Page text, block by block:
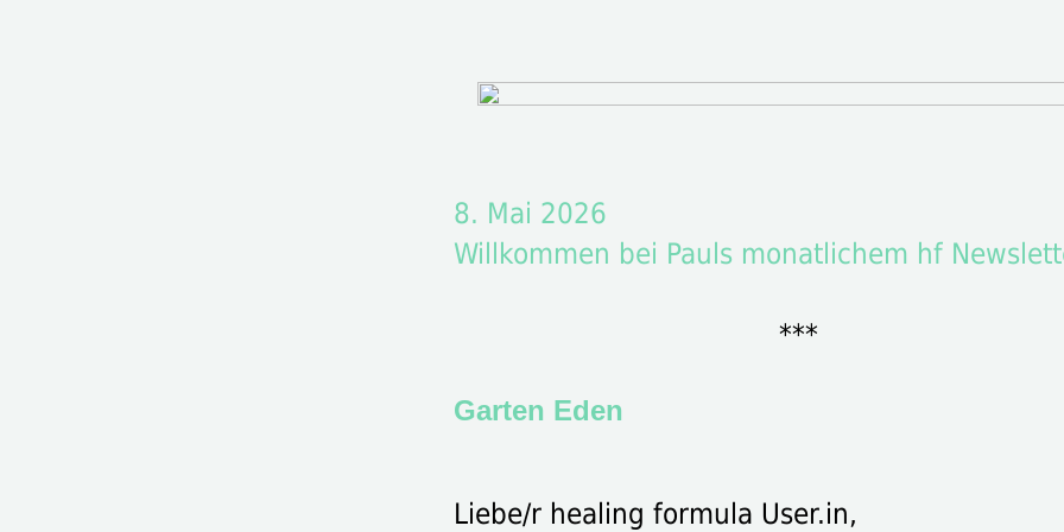
8. Mai 2026
Willkommen bei Pauls monatlichem hf
***
Garten Eden
Liebe/r healing formula User.in,